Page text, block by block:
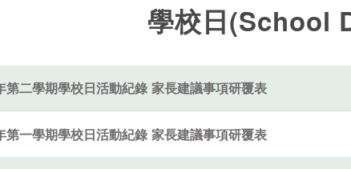
學校日(School
二學期學校日活動紀錄 家長建議事項研覆表
一學期學校日活動紀錄 家長建議事項研覆表